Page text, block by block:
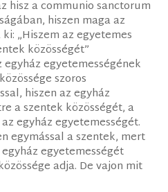
hisz a communio sanctorum
hiszen maga az
„Hiszem az egyetemes
közösségét”
egyetemességének
szoros
hiszen az egyház
a szentek közösségét, a
egyház egyetemességét.
egymással a szentek, mert
egyetemességét
adja. De vajon mit